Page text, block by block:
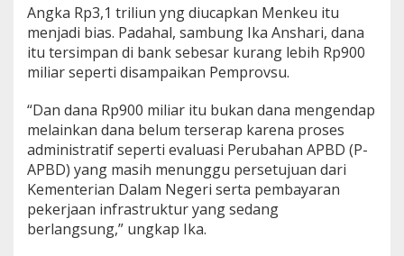
Angka Rp3,1 triliun yng diucapkan Menkeu itu
menjadi bias. Padahal, sambung Ika Anshari, dana
itu tersimpan di bank sebesar kurang lebih Rp900
miliar seperti disampaikan Pemprovsu.
“Dan dana Rp900 miliar itu bukan dana mengendap
melainkan dana belum terserap karena proses
administratif seperti evaluasi Perubahan APBD (P-
APBD) yang masih menunggu persetujuan dari
Kementerian Dalam Negeri serta pembayaran
pekerjaan infrastruktur yang sedang
berlangsung,” ungkap Ika.